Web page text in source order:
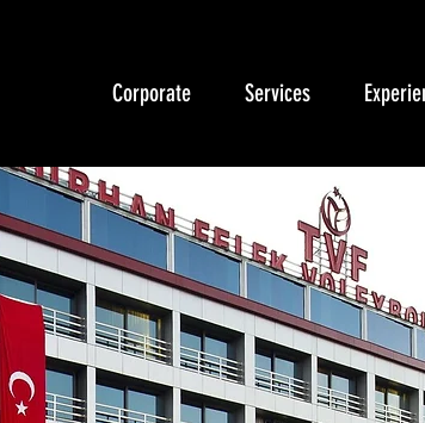
Corporate Services